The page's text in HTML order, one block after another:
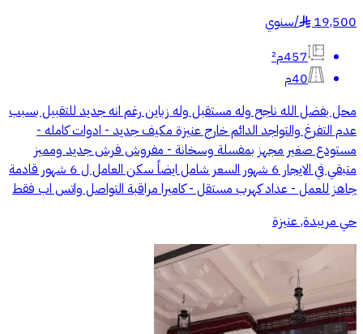
19,500
§
/سنوي
457م²
40م
محل بفضل الله ناجح وله مستقبل وله زباين رغم انه جديد للتقبيل بسبب
عدم التفرغ والتواجد الدائم خارج عنيزة مكيف جديد - ادوات كامله -
مستودع صغير مجهز بمفسلة وسخانة - مفروش فرش جديد ومميز
متبقي في الايجار 6 شهور السعر شامل ايضاً سكن العامل ل 6 شهور قادمة
جاهز للعمل - عداد كهرب مستقل - كاميرا مراقبة التواصل واتس اب فقط
حي مريبدة, عنيزة